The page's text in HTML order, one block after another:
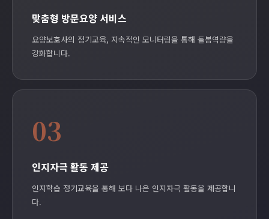
맞춤형 방문요양 서비스
요양보호사의 정기교육, 지속적인 모니터링을 통해 돌봄역량을
강화합니다.
03
인지자극 활동 제공
인지학습 정기교육을 통해 보다 나은 인지자극 활동을 제공합니
다.